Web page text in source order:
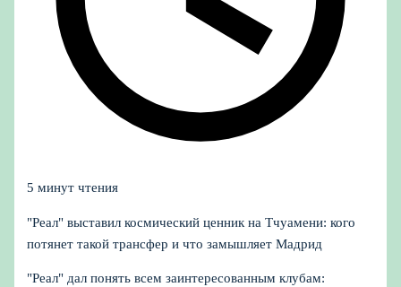
5 минут чтения
"Реал" выставил космический ценник на Тчуамени: кого
потянет такой трансфер и что замышляет Мадрид
"Реал" дал понять всем заинтересованным клубам: